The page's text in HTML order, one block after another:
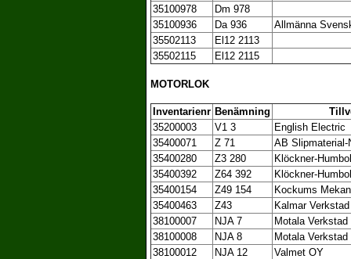
35100978
Dm 978
35100936
Da 936
Allmänna
35502113
El12 2113
35502115
El12 2115
MOTORLOK
Inventarienr Benämning
35200003
V1 3
English Electric
35400071
Z 71
AB
35400280
Z3 280
Klöckner-
35400392
Z64 392
Klöckner-
35400154
Z49 154
Kockums
35400463
Z43
Kalmar
38100007
NJA 7
Motala Verkstad
38100008
NJA 8
Motala Verkstad
38100012
NJA 12
Valmet OY